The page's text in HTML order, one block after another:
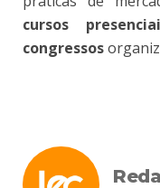
cursos
congressos